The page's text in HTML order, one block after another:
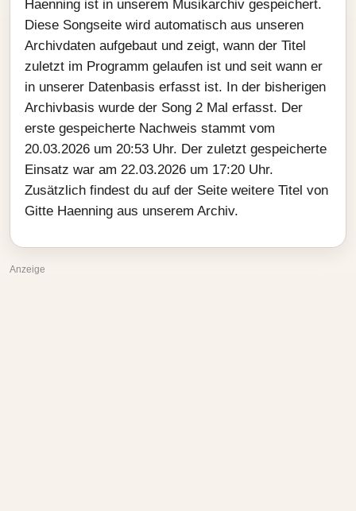
Haenning ist in unserem Musikarchiv gespeichert.
Diese Songseite wird automatisch aus unseren
Archivdaten aufgebaut und zeigt, wann der Titel
zuletzt im Programm gelaufen ist und seit wann er
in unserer Datenbasis erfasst ist. In der bisherigen
Archivbasis wurde der Song 2 Mal erfasst. Der
erste gespeicherte Nachweis stammt vom
20.03.2026 um 20:53 Uhr. Der zuletzt gespeicherte
Einsatz war am 22.03.2026 um 17:20 Uhr.
Zusätzlich findest du auf der Seite weitere Titel von
Gitte Haenning aus unserem Archiv.
Anzeige